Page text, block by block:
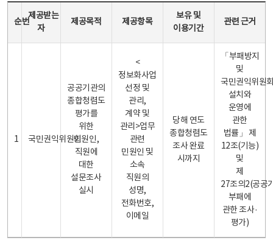
순번
제공받는
자
제공목적 제공항목
보유 및
이용기간
관련 근거
1 국민권익위원회
공공기관의
종합청렴도
평가를
위한
민원인,
직원에
대한
설문조사
실시
<
정보화사업
선정 및
관리,
계약 및
관리>업무
관련
민원인 및
소속
직원의
성명,
전화번호,
이메일
당해 연도
종합청렴도
조사 완료
시까지
「부패방지
및
국민권익위원
설치와
운영에
관한
법률」 제
12조(기능)
및
제
27조의2(공공
부패에
관한 조사·
평가)